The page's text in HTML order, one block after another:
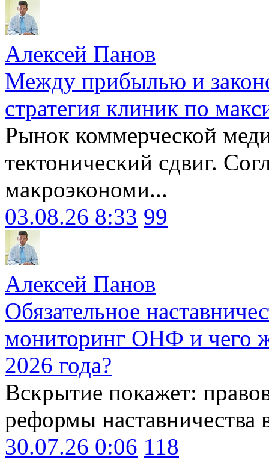
Алексей Панов
Между прибылью и
стратегия клиник по
Рынок коммерческой
тектонический сдвиг.
макроэкономи...
03.08.26 8:33 99
Алексей Панов
Обязательное
мониторинг ОНФ и чего
2026 года?
Вскрытие покажет:
реформы наставничества
30.07.26 0:06 118